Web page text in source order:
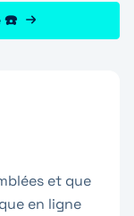
Demandez à être rappelé ☎️
et que
en ligne